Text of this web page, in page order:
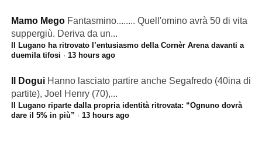
Mamo Mego Fantasmino........ Quell'omino avrà 50 di vita
suppergiù. Deriva da un...
Il Lugano ha ritrovato l’entusiasmo della Cornèr Arena davanti a
duemila tifosi · 13 hours ago
Il Dogui Hanno lasciato partire anche Segafredo (40ina di
partite), Joel Henry (70),...
Il Lugano riparte dalla propria identità ritrovata: “Ognuno dovrà
dare il 5% in più” · 13 hours ago